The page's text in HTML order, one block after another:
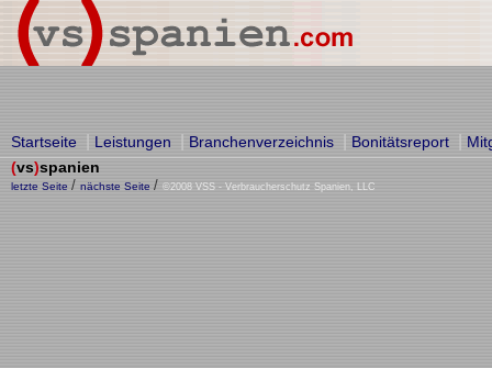
Startseite Leistungen Branchenverzeichnis Bonitätsreport
(vs)spanien
letzte Seite / nächste Seite / ©2008 VSS - Verbraucherschutz Spanien, LLC